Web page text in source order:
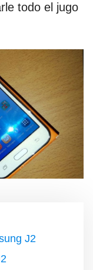
todo el jugo
J2